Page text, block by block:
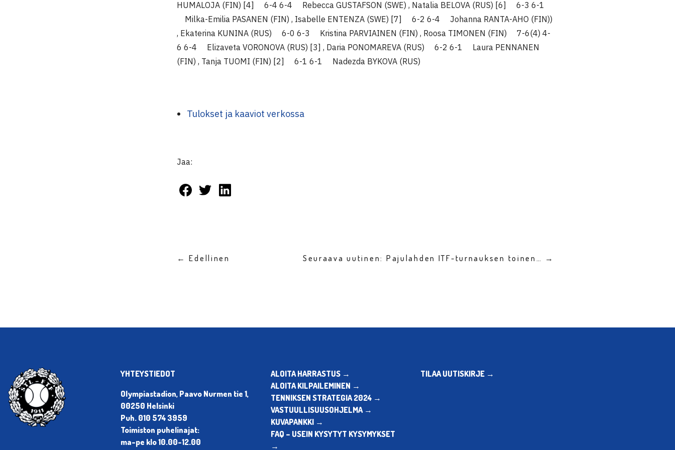
HUMALOJA (FIN) [4] 6-4 6-4 Rebecca GUSTAFSON (SWE) , Natalia BELOVA (RUS) [6] 6-3 6-1
Milka-Emilia PASANEN (FIN) , Isabelle ENTENZA (SWE) [7] 6-2 6-4 Johanna RANTA-AHO (FIN))
, Ekaterina KUNINA (RUS) 6-0 6-3 Kristina PARVIAINEN (FIN) , Roosa TIMONEN (FIN) 7-6(4) 4-
6 6-4 Elizaveta VORONOVA (RUS) [3] , Daria PONOMAREVA (RUS) 6-2 6-1 Laura PENNANEN
(FIN) , Tanja TUOMI (FIN) [2] 6-1 6-1 Nadezda BYKOVA (RUS)
Tulokset ja kaaviot verkossa
Jaa:
← Edellinen Seuraava uutinen: Pajulahden ITF-turnauksen toinen… →
YHTEYSTIEDOT
Olympiastadion, Paavo Nurmen tie 1,
00250 Helsinki
Puh. 010 574 3959
Toimiston puhelinajat:
ma-pe klo 10.00-12.00
ALOITA HARRASTUS →
ALOITA KILPAILEMINEN →
TENNIKSEN STRATEGIA 2024 →
VASTUULLISUUSOHJELMA →
KUVAPANKKI →
FAQ – USEIN KYSYTYT KYSYMYKSET
→
TILAA UUTISKIRJE →